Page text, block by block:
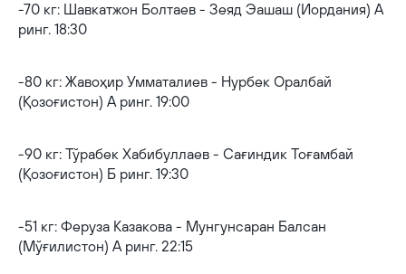
-70 кг: Шавкатжон Болтаев - Зеяд Эашаш (Иордания) А
ринг. 18:30
-80 кг: Жавоҳир Умматалиев - Нурбек Оралбай
(Қозоғистон) А ринг. 19:00
-90 кг: Тўрабек Хабибуллаев - Сағиндик Тоғамбай
(Қозоғистон) Б ринг. 19:30
-51 кг: Феруза Казакова - Мунгунсаран Балсан
(Мўғилистон) А ринг. 22:15